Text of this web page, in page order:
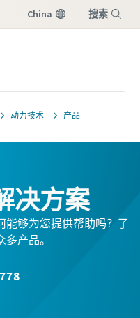
China 搜索
动力技术 产品
决方案
能够为您提供帮助吗？了
产品。